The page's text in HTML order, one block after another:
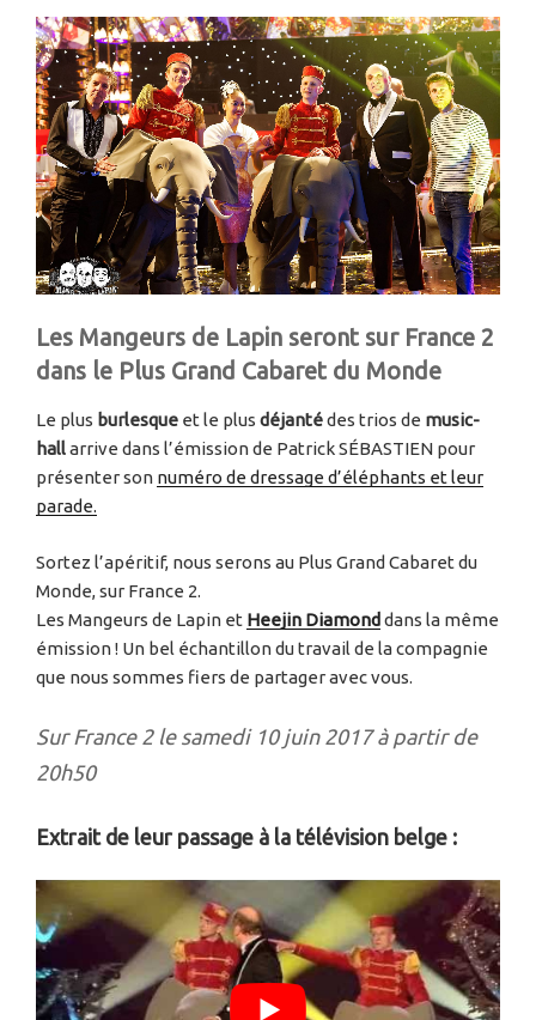
Les Mangeurs de Lapin seront sur France 2
dans le Plus Grand Cabaret du Monde
Le plus burlesque et le plus déjantédes trios de music-
hallarrive dans l’émission de Patrick SÉBASTIEN pour
présenter son numéro de dressage d’éléphants et leur
parade.
Sortez l’apéritif, nous serons au Plus Grand Cabaret du
Monde, sur France 2.
Les Mangeurs de Lapin et Heejin Diamond dans la même
émission ! Un bel échantillon du travail de la compagnie
que nous sommes fiers de partager avec vous.
Sur France 2 le samedi 10 juin 2017 à partir de
20h50
Extrait de leur passage à la télévision belge :